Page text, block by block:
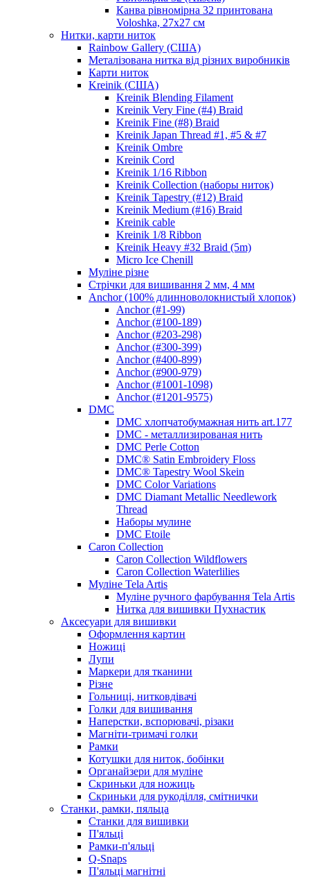
Канва рівномірна 32 принтована
Voloshka, 27х27 см
Нитки, карти ниток
Rainbow Gallery (США)
Металізована нитка від різних виробників
Карти ниток
Kreinik (США)
Kreinik Blending Filament
Kreinik Very Fine (#4) Braid
Kreinik Fine (#8) Braid
Kreinik Japan Thread #1, #5 & #7
Kreinik Ombre
Kreinik Cord
Kreinik 1/16 Ribbon
Kreinik Collection (наборы ниток)
Kreinik Tapestry (#12) Braid
Kreinik Medium (#16) Braid
Kreinik cable
Kreinik 1/8 Ribbon
Kreinik Heavy #32 Braid (5m)
Micro Ice Chenill
Муліне різне
Стрічки для вишивання 2 мм, 4 мм
Anchor (100% длинноволокнистый хлопок)
Anchor (#1-99)
Anchor (#100-189)
Anchor (#203-298)
Anchor (#300-399)
Anchor (#400-899)
Anchor (#900-979)
Anchor (#1001-1098)
Anchor (#1201-9575)
DMC
DMC хлопчатобумажная нить art.177
DMC - металлизированая нить
DMC Perle Cotton
DMC® Satin Embroidery Floss
DMC® Tapestry Wool Skein
DMC Color Variations
DMC Diamant Metallic Needlework
Thread
Наборы мулине
DMC Etoile
Caron Collection
Caron Collection Wildflowers
Caron Collection Waterlilies
Муліне Tela Artis
Муліне ручного фарбування Tela Artis
Нитка для вишивки Пухнастик
Аксесуари для вишивки
Оформлення картин
Ножиці
Лупи
Маркери для тканини
Різне
Гольниці, нитковдівачі
Голки для вишивання
Наперстки, вспорювачі, різаки
Магніти-тримачі голки
Рамки
Котушки для ниток, бобінки
Органайзери для муліне
Скриньки для ножиць
Скриньки для рукоділля, смітнички
Станки, рамки, пяльца
Станки для вишивки
П'яльці
Рамки-п'яльці
Q-Snaps
П'яльці магнітні